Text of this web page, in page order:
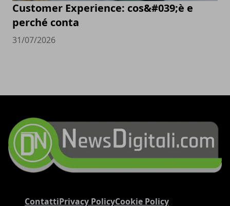
Customer Experience: cos&#039;è e
perché conta
31/07/2026
ContattiPrivacy PolicyCookie Policy